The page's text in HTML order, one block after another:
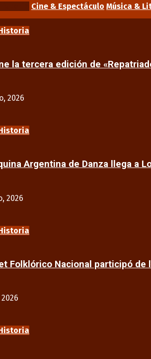
Cine & Espectáculo Música &
la tercera edición de
2026
Argentina de Danza llega a
2026
Folklórico Nacional participó de